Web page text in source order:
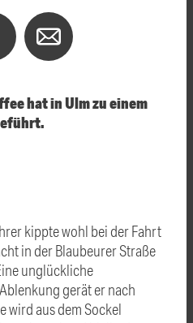
hat in Ulm zu einem
kippte wohl bei der Fahrt
in der Blaubeurer Straße
unglückliche
gerät er nach
wird aus dem Sockel